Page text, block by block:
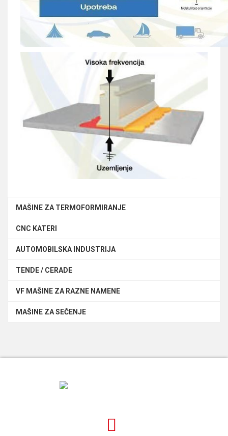
MAŠINE ZA TERMOFORMIRANJE
CNC KATERI
AUTOMOBILSKA INDUSTRIJA
TENDE / CERADE
VF MAŠINE ZA RAZNE NAMENE
MAŠINE ZA SEČENJE